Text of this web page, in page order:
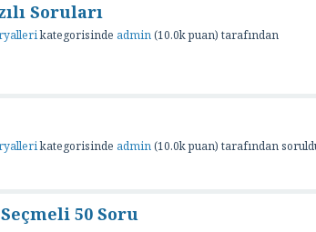
Soruları
kategorisinde admin(10.0kpuan) tarafından
kategorisinde admin(10.0kpuan) tarafından
50 Soru